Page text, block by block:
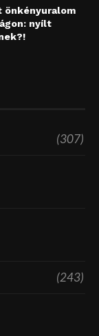
önkényuralom
nyílt
(307)
(243)